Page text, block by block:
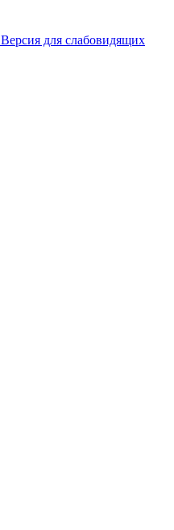
Версия для слабовидящих